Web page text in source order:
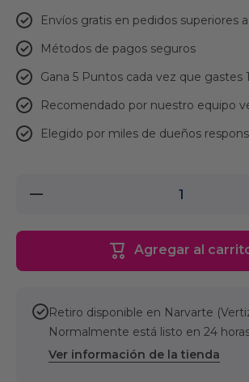
Envíos gratis en pedidos superiores
Métodos de pagos seguros
Gana 5 Puntos cada vez que gastes
Recomendado por nuestro equipo
Elegido por miles de dueños
Reducir
Megaderm
Agregar al
Retiro disponible en Narvarte
Normalmente está listo en 24
Ver información de la tienda